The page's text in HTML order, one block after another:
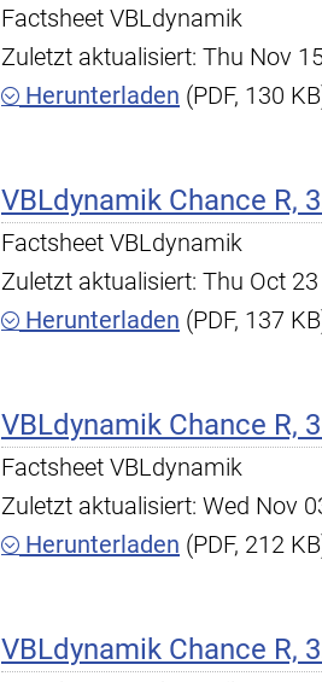
Factsheet VBLdynamik
Zuletzt aktualisiert: Thu Nov
Herunterladen (PDF, 130
VBLdynamik Chance R,
Factsheet VBLdynamik
Zuletzt aktualisiert: Thu Oct
Herunterladen (PDF, 137
VBLdynamik Chance R,
Factsheet VBLdynamik
Zuletzt aktualisiert: Wed Nov
Herunterladen (PDF, 212
VBLdynamik Chance R,